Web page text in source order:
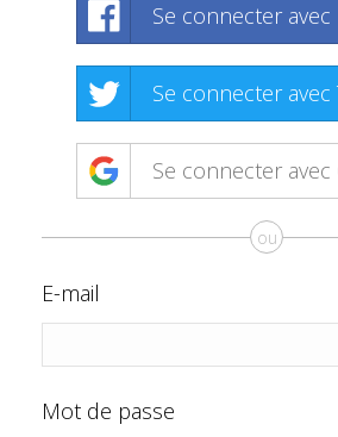
Se connecter avec
Se connecter avec
Se connecter avec
ou
E-mail
Mot de passe